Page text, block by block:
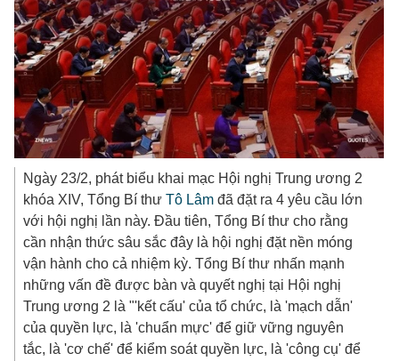
Ngày 23/2, phát biểu khai mạc Hội nghị Trung ương 2
khóa XIV, Tổng Bí thưTô Lâm đã đặt ra 4 yêu cầu lớn
với hội nghị lần này. Đầu tiên, Tổng Bí thư cho rằng
cần nhận thức sâu sắc đây là hội nghị đặt nền móng
vận hành cho cả nhiệm kỳ. Tổng Bí thư nhấn mạnh
những vấn đề được bàn và quyết nghị tại Hội nghị
Trung ương 2 là "'kết cấu' của tổ chức, là 'mạch dẫn'
của quyền lực, là 'chuẩn mực' để giữ vững nguyên
tắc, là 'cơ chế' để kiểm soát quyền lực, là 'công cụ' để